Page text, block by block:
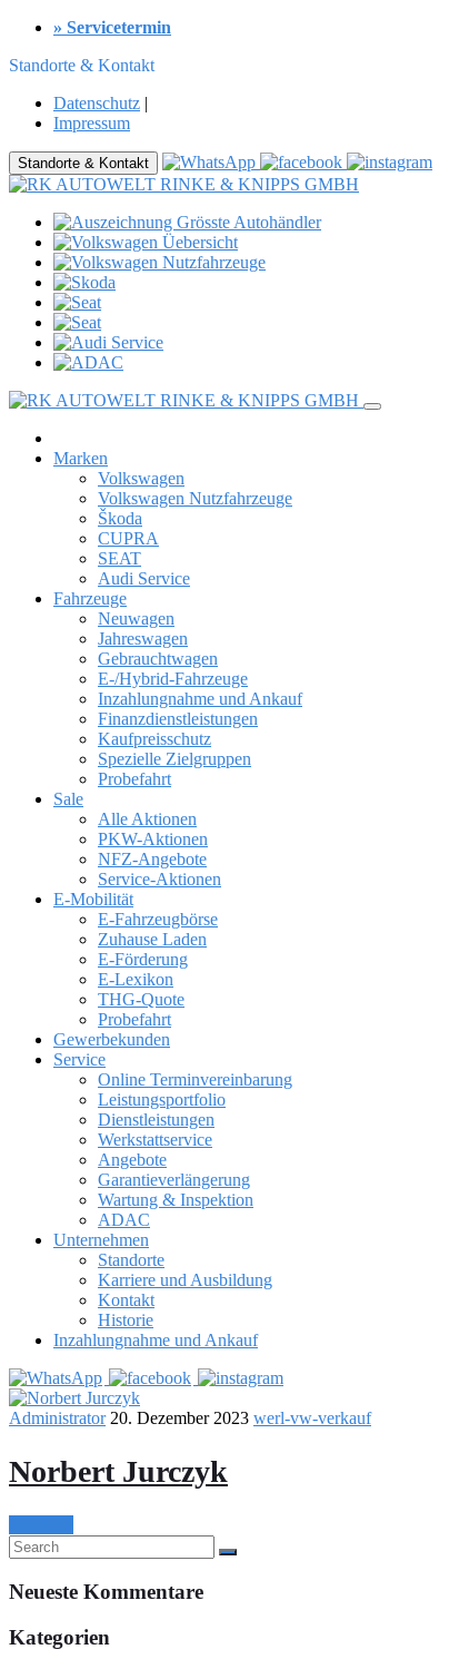
» Servicetermin
Standorte & Kontakt
Datenschutz |
Impressum
Standorte & Kontakt
Marken
Volkswagen
Volkswagen Nutzfahrzeuge
Škoda
CUPRA
SEAT
Audi Service
Fahrzeuge
Neuwagen
Jahreswagen
Gebrauchtwagen
E-/Hybrid-Fahrzeuge
Inzahlungnahme und Ankauf
Finanzdienstleistungen
Kaufpreisschutz
Spezielle Zielgruppen
Probefahrt
Sale
Alle Aktionen
PKW-Aktionen
NFZ-Angebote
Service-Aktionen
E-Mobilität
E-Fahrzeugbörse
Zuhause Laden
E-Förderung
E-Lexikon
THG-Quote
Probefahrt
Gewerbekunden
Service
Online Terminvereinbarung
Leistungsportfolio
Dienstleistungen
Werkstattservice
Angebote
Garantieverlängerung
Wartung & Inspektion
ADAC
Unternehmen
Standorte
Karriere und Ausbildung
Kontakt
Historie
Inzahlungnahme und Ankauf
Administrator 20. Dezember 2023 werl-vw-verkauf
Norbert Jurczyk
Neueste Kommentare
Kategorien